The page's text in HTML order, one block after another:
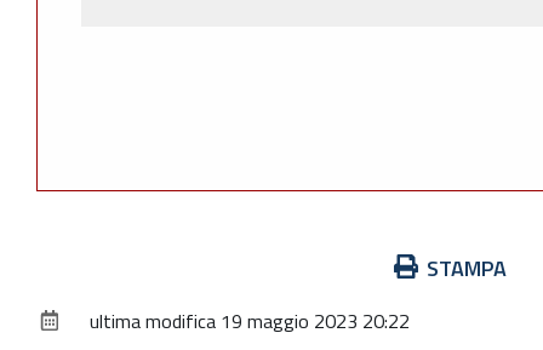
documento
STAMPA
ultima modifica 19 maggio 2023 20:22